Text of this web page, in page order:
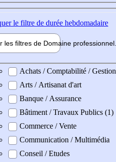
le filtre de durée hebdomadaire
les filtres de Domaine professionnel
professionel
Achats / Comptabilité / Gestion
Arts / Artisanat d'art
Banque / Assurance
Bâtiment / Travaux Publics (1)
Commerce / Vente
Communication / Multimédia
Conseil / Etudes